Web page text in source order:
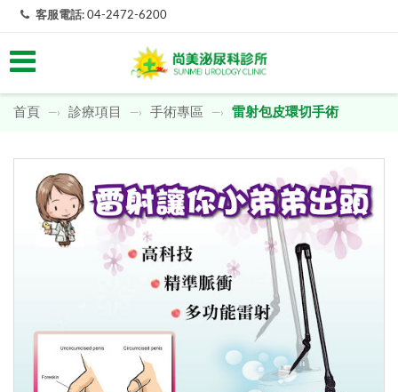
客服電話: 04-2472-6200
首頁 —› 診療項目 —› 手術專區 —› 雷射包皮環切手術